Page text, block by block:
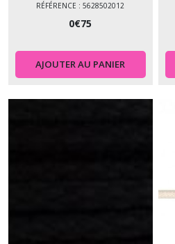
RÉFÉRENCE : 5628502012
0€75
AJOUTER AU PANIER